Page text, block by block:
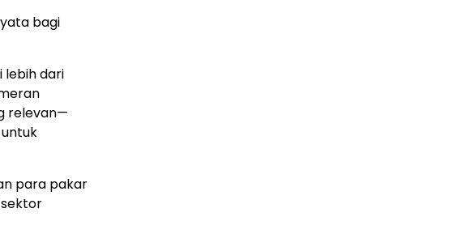
bagi
lebih dari
relevan—
para pakar